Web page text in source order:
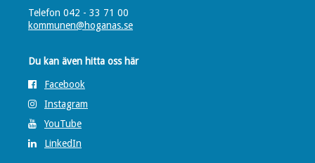
Telefon 042 - 33 71 00
kommunen@hoganas.se
Du kan även hitta oss här
Facebook
Instagram
YouTube
LinkedIn